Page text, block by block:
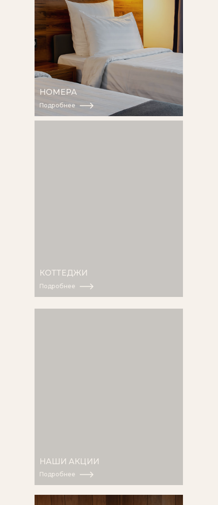
НОМЕРА
Подробнее
КОТТЕДЖИ
Подробнее
НАШИ АКЦИИ
Подробнее